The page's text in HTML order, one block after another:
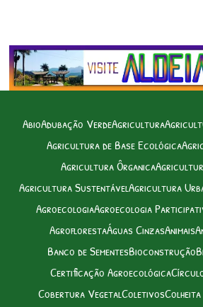
AbioAdubação VerdeAgricultura
Agricultura de Base Ecológica
Agricultura Ôrganica
Agricultura SustentávelAgricultura
AgroecologiaAgroecologia
AgroflorestaÁguas CinzasAnimais
Banco de SementesBioconstrução
Certificação Agroecológica
Cobertura VegetalColetivosColheita